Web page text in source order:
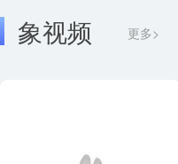
象视频 更多>